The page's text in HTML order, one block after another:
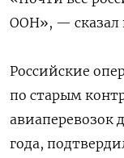
ООН», — сказал
Российские
по старым
авиаперевозок
года,